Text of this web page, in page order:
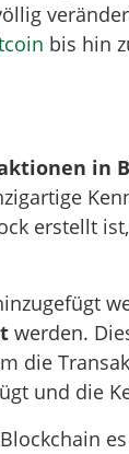
bis hin
in
erstellt
werden.
die
und die